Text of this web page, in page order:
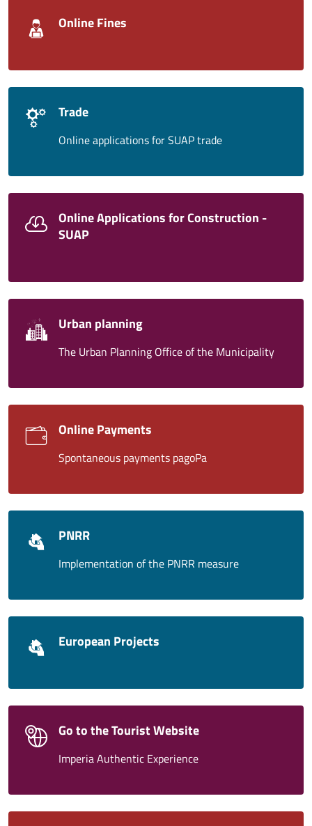
Online Fines
Trade
Online applications for SUAP trade
Online Applications for Construction -
SUAP
Urban planning
The Urban Planning Office of the Municipality
Online Payments
Spontaneous payments pagoPa
PNRR
Implementation of the PNRR measure
European Projects
Go to the Tourist Website
Imperia Authentic Experience